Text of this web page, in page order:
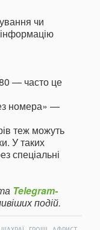
чи
інформацію
— часто це
номера» —
теж можуть
У таких
спеціальні
Telegram-
подій.